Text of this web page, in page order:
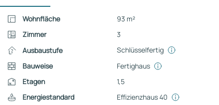
Wohnfläche
93 m²
Zimmer
3
Ausbaustufe
Schlüsselfertig
Bauweise
Fertighaus
Etagen
1,5
Energiestandard
Effizienzhaus 40